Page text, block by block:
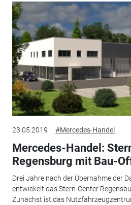
23.05.2019 #Mercedes-Handel
Mercedes-Handel:
Regensburg mit Bau-
Drei Jahre nach der Übernahme der
entwickelt das Stern-Center
Zunächst ist das